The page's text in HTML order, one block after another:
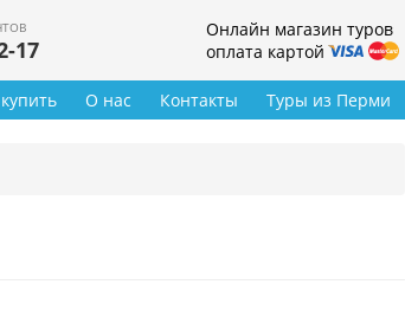
17
Онлайн магазин туров
оплата картой
Туры из Перми
О нас Контакты